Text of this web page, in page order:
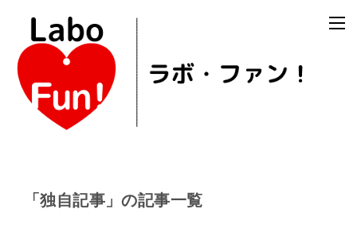
「独自記事」の記事一覧